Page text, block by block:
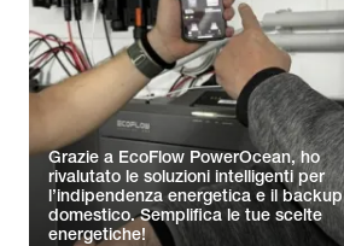
Grazie a EcoFlow PowerOcean, ho
rivalutato le soluzioni intelligenti per
l’indipendenza energetica e il backup
domestico. Semplifica le tue scelte
energetiche!